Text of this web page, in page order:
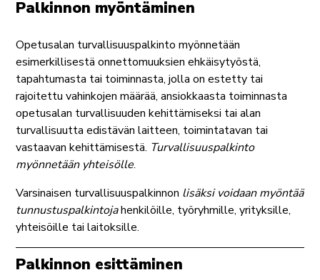
Palkinnon myöntäminen
Opetusalan turvallisuuspalkinto myönnetään
esimerkillisestä onnettomuuksien ehkäisytyöstä,
tapahtumasta tai toiminnasta, jolla on estetty tai
rajoitettu vahinkojen määrää, ansiokkaasta toiminnasta
opetusalan turvallisuuden kehittämiseksi tai alan
turvallisuutta edistävän laitteen, toimintatavan tai
vastaavan kehittämisestä. Turvallisuuspalkinto
myönnetään yhteisölle.
Varsinaisen turvallisuuspalkinnon lisäksi voidaan myöntää
tunnustuspalkintojahenkilöille, työryhmille, yrityksille,
yhteisöille tai laitoksille.
Palkinnon esittäminen